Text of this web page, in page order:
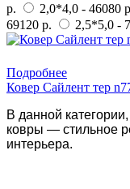
р.
2,0*4,0 - 46080
69120 р.
2,5*5,0 -
Подробнее
Ковер Сайлент тер
В данной
ковры — стильное
интерьера.